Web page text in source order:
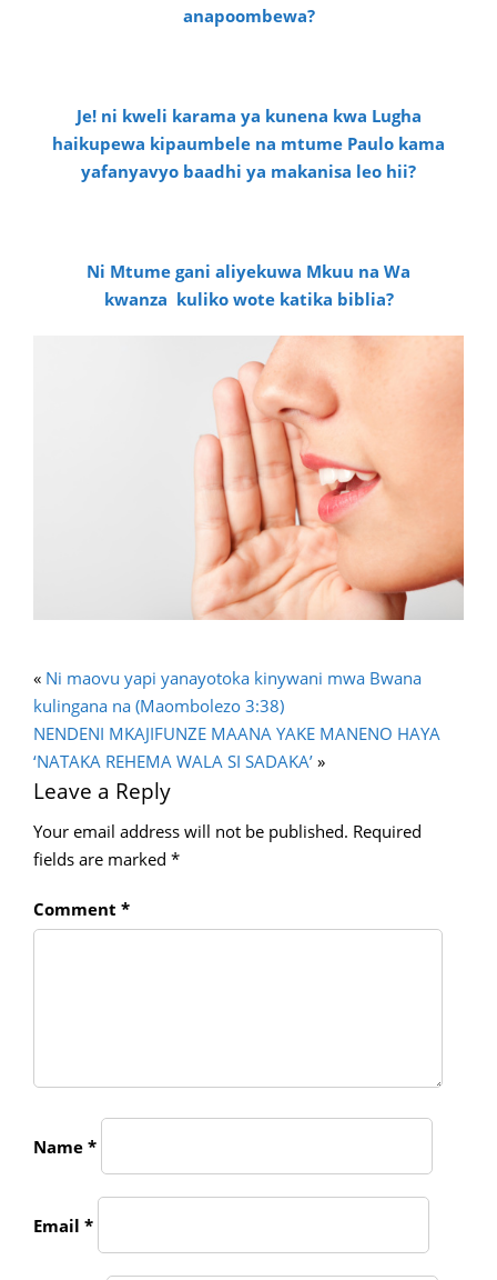
anapoombewa?
Je! ni kweli karama ya kunena kwa Lugha
haikupewa kipaumbele na mtume Paulo kama
yafanyavyo baadhi ya makanisa leo hii?
Ni Mtume gani aliyekuwa Mkuu na Wa
kwanza kuliko wote katika biblia?
« Ni maovu yapi yanayotoka kinywani mwa Bwana
kulingana na (Maombolezo 3:38)
NENDENI MKAJIFUNZE MAANA YAKE MANENO HAYA
‘NATAKA REHEMA WALA SI SADAKA’ »
Leave a Reply
Your email address will not be published. Required
fields are marked *
Comment *
Name *
Email *